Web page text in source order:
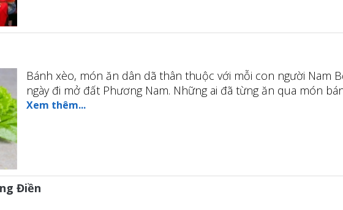
Bánh xèo, món ăn dân dã thân thuộc với mỗi con người Nam
ngày đi mở đất Phương Nam. Những ai đã từng ăn qua món
Xem thêm...
Điền